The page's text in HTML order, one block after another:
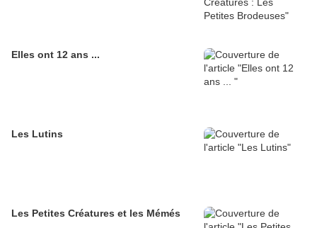
Elles ont 12 ans ...
Les Lutins
Les Petites Créatures et les Mémés